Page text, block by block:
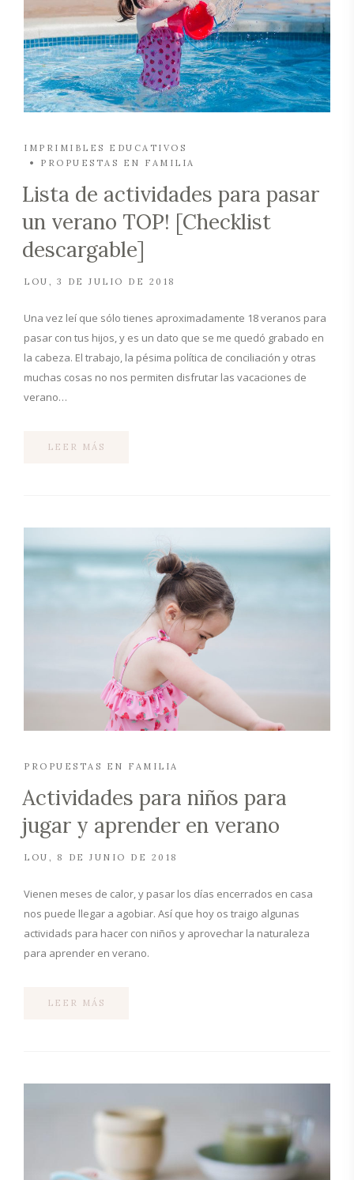
IMPRIMIBLES EDUCATIVOS
PROPUESTAS EN FAMILIA
Lista de actividades para pasar
un verano TOP! [Checklist
descargable]
LOU 3 DE JULIO DE 2018
Una vez leí que sólo tienes aproximadamente 18 veranos para
pasar con tus hijos, y es un dato que se me quedó grabado en
la cabeza. El trabajo, la pésima política de conciliación y otras
muchas cosas no nos permiten disfrutar las vacaciones de
verano…
LEER MÁS
PROPUESTAS EN FAMILIA
Actividades para niños para
jugar y aprender en verano
LOU 8 DE JUNIO DE 2018
Vienen meses de calor, y pasar los días encerrados en casa
nos puede llegar a agobiar. Así que hoy os traigo algunas
actividads para hacer con niños y aprovechar la naturaleza
para aprender en verano.
LEER MÁS